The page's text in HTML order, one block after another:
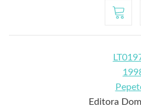
Editora